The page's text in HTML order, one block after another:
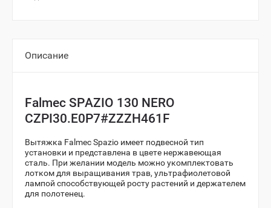
Описание
Falmec SPAZIO 130 NERO
CZPI30.E0P7#ZZZH461F
Вытяжка Falmec Spazio имеет подвесной тип
установки и представлена в цвете нержавеющая
сталь. При желании модель можно укомплектовать
лотком для выращивания трав, ультрафиолетовой
лампой способствующей росту растений и держателем
для полотенец.